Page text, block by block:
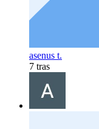
asenus t.
7 tras